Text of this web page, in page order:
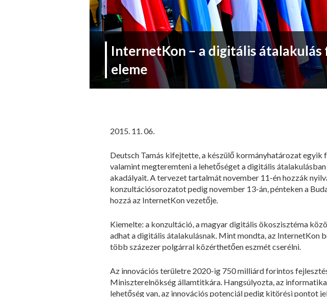
InternetKon – a digitális átalakulás
eleme
2015. 11. 06.
Deutsch Tamás kifejtette, a készülő kormányhatározat
valamint megteremteni a lehetőséget a digitális
akadályait. A tervezet tartalmát november 11-én hozzák
konzultációsorozatot pedig november 13-án, pénteken a
hozzá az InternetKon vezetője.
Kiemelte: a konzultáció, a magyar digitális ökoszisztéma
adhat a digitális átalakulásnak. Mint mondta, az
több százezer polgárral közérthetően eszmét cserélni.
Az innovációs területre 2020-ig 750 milliárd forintos
Miniszterelnökség államtitkára. Hangsúlyozta, az
lehetőség van, az innovációs potenciál pedig kitörési pontot